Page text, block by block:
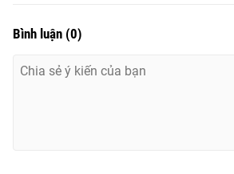
Bình luận (0)